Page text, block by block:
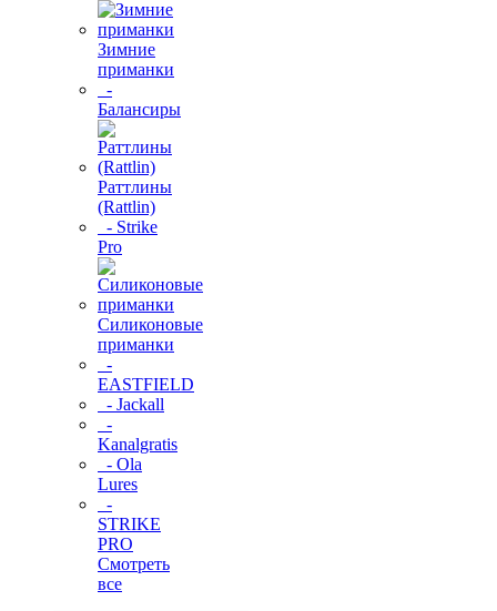
Зимние
приманки
-
Балансиры
Раттлины
(Rattlin)
- Strike
Pro
Силиконовые
приманки
-
EASTFIELD
- Jackall
-
Kanalgratis
- Ola
Lures
-
STRIKE
PRO
Смотреть
все